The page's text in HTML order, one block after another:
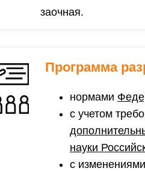
Программа
заочная.
нормами
с учетом
науки
с